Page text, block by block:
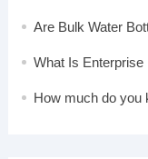
Are Bulk Water
What Is
How much do you